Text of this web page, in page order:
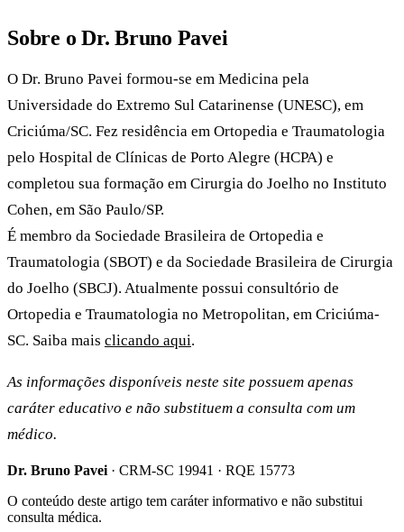
Sobre o Dr. Bruno Pavei
O Dr. Bruno Pavei formou-se em Medicina pela
Universidade do Extremo Sul Catarinense (UNESC), em
Criciúma/SC. Fez residência em Ortopedia e Traumatologia
pelo Hospital de Clínicas de Porto Alegre (HCPA) e
completou sua formação em Cirurgia do Joelho no Instituto
Cohen, em São Paulo/SP.
É membro da Sociedade Brasileira de Ortopedia e
Traumatologia (SBOT) e da Sociedade Brasileira de Cirurgia
do Joelho (SBCJ). Atualmente possui consultório de
Ortopedia e Traumatologia no Metropolitan, em Criciúma-
SC. Saiba mais clicando aqui.
As informações disponíveis neste site possuem apenas
caráter educativo e não substituem a consulta com um
médico.
Dr. Bruno Pavei · CRM-SC 19941 · RQE 15773
O conteúdo deste artigo tem caráter informativo e não substitui
consulta médica.